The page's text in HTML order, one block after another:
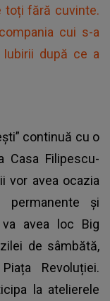
toți fără cuvinte.
cui s-a
după ce a
continuă cu o
Casa Filipescu-
vor avea ocazia
și
avea loc Big
de sâmbătă,
Revoluției.
la atelierele